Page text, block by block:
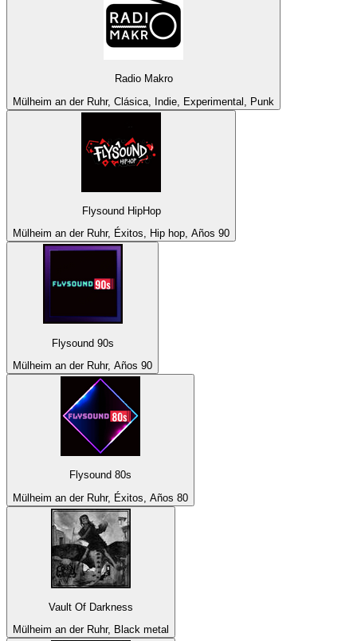
Radio Makro
Mülheim an der Ruhr, Clásica, Indie, Experimental, Punk
Flysound HipHop
Mülheim an der Ruhr, Éxitos, Hip hop, Años 90
Flysound 90s
Mülheim an der Ruhr, Años 90
Flysound 80s
Mülheim an der Ruhr, Éxitos, Años 80
Vault Of Darkness
Mülheim an der Ruhr, Black metal